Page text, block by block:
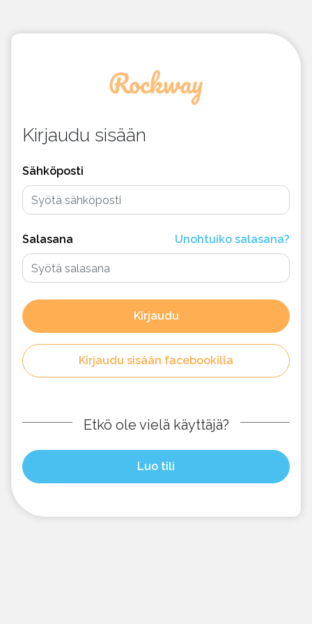
Kirjaudu sisään
Sähköposti
Salasana Unohtuiko salasana?
Kirjaudu
Kirjaudu sisään facebookilla
Etkö ole vielä käyttäjä?
Luo tili